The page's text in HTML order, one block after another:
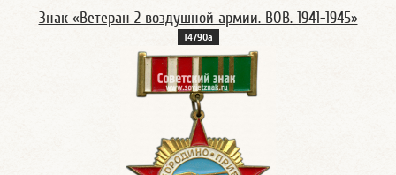
Знак «Ветеран 2 воздушной армии. ВОВ. 1941-1945»
14790а